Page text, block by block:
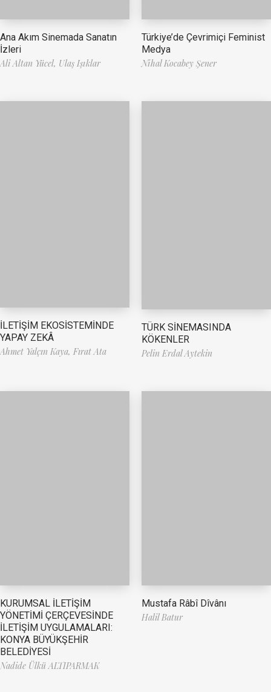
Ana Akım Sinemada Sanatın
İzleri
Ali Altan Yücel, Ulaş Işıklar
Türkiye’de Çevrimiçi Feminist
Medya
Nihal Kocabey Şener
İLETİŞİM EKOSİSTEMİNDE
YAPAY ZEKÂ
Ahmet Yalçın Kaya, Fırat Ata
TÜRK SİNEMASINDA
KÖKENLER
Pelin Erdal Aytekin
KURUMSAL İLETİŞİM
YÖNETİMİ ÇERÇEVESİNDE
İLETİŞİM UYGULAMALARI:
KONYA BÜYÜKŞEHİR
BELEDİYESİ
Nadide Ülkü ALTIPARMAK
Mustafa Râbî Dîvânı
Halil Batur